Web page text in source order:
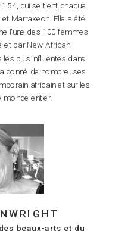
qui se tient chaque
Marrakech. Elle a été
l'une des 100 femmes
et par New African
plus influentes dans
donné de nombreuses
africain et sur les
monde entier.
beaux-arts et du